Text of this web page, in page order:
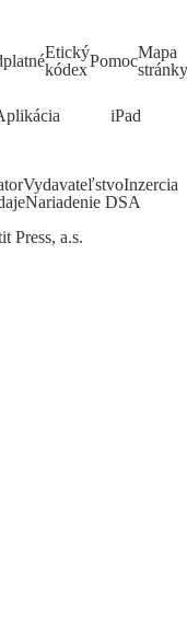
Etický
kódexPomocMapa
stránky
iPad
VydavateľstvoInzercia
Nariadenie DSA
Press, a.s.